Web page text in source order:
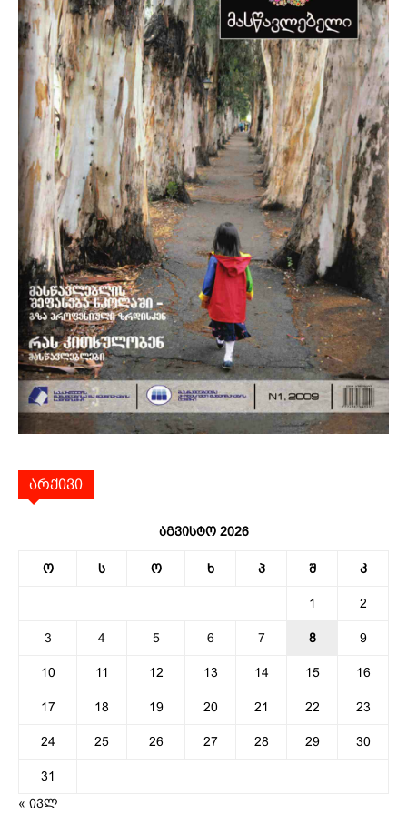
არქივი
აგვისტო 2026
ო ს ო ხ პ შ კ
1 2
3 4 5 6 7 8 9
10 11 12 13 14 15 16
17 18 19 20 21 22 23
24 25 26 27 28 29 30
31
« ივლ